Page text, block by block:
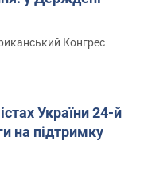
Конгрес
України 24-й
на підтримку